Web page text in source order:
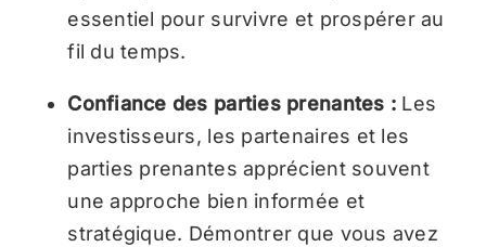
essentiel pour survivre et prospérer au
fil du temps.
Confiance des parties prenantes : Les
investisseurs, les partenaires et les
parties prenantes apprécient souvent
une approche bien informée et
stratégique. Démontrer que vous avez